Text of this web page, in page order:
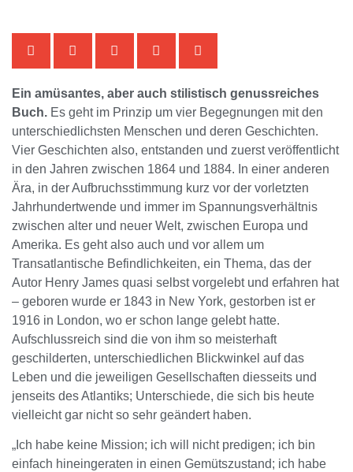
Ein amüsantes, aber auch stilistisch genussreiches
Buch. Es geht im Prinzip um vier Begegnungen mit den
unterschiedlichsten Menschen und deren Geschichten.
Vier Geschichten also, entstanden und zuerst veröffentlicht
in den Jahren zwischen 1864 und 1884. In einer anderen
Ära, in der Aufbruchsstimmung kurz vor der vorletzten
Jahrhundertwende und immer im Spannungsverhältnis
zwischen alter und neuer Welt, zwischen Europa und
Amerika. Es geht also auch und vor allem um
Transatlantische Befindlichkeiten, ein Thema, das der
Autor Henry James quasi selbst vorgelebt und erfahren hat
– geboren wurde er 1843 in New York, gestorben ist er
1916 in London, wo er schon lange gelebt hatte.
Aufschlussreich sind die von ihm so meisterhaft
geschilderten, unterschiedlichen Blickwinkel auf das
Leben und die jeweiligen Gesellschaften diesseits und
jenseits des Atlantiks; Unterschiede, die sich bis heute
vielleicht gar nicht so sehr geändert haben.
„Ich habe keine Mission; ich will nicht predigen; ich bin
einfach hineingeraten in einen Gemütszustand; ich habe